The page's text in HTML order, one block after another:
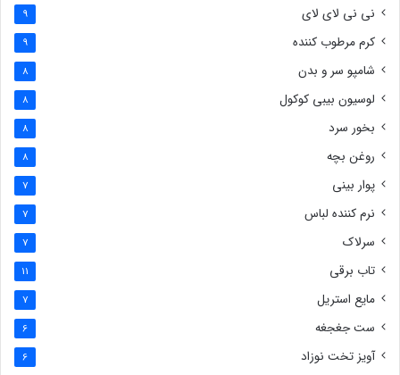
نی نی لای لای 9
کرم مرطوب کننده 9
شامپو سر و بدن 8
لوسیون بیبی کوکول 8
بخور سرد 8
روغن بچه 8
پوار بینی 7
نرم کننده لباس 7
سرلاک 7
تاب برقی 11
مایع استریل 7
ست جغجغه 6
آویز تخت نوزاد 6